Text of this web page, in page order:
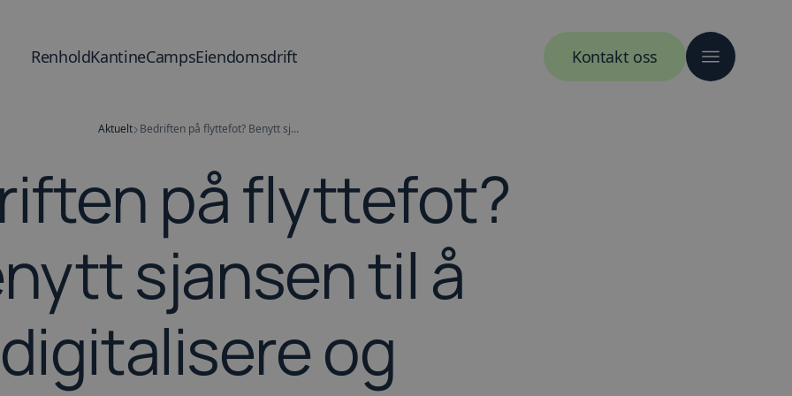
RenholdKantineCampsEiendomsdrift Kontakt oss
Aktuelt Bedriften på flyttefot? Benytt sjansen til å digitalisere og optimalisere bygget
på flyttefot?
sjansen til å
digitalisere og